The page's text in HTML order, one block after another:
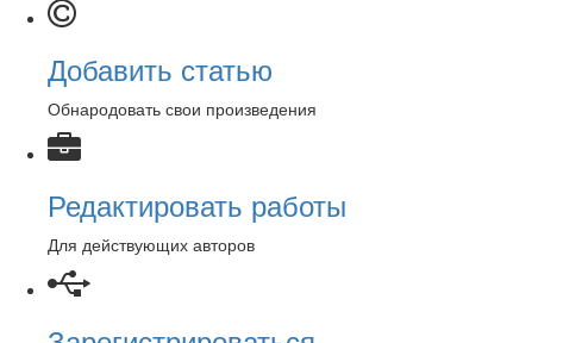
Добавить статью
Обнародовать свои произведения
Редактировать работы
Для действующих авторов